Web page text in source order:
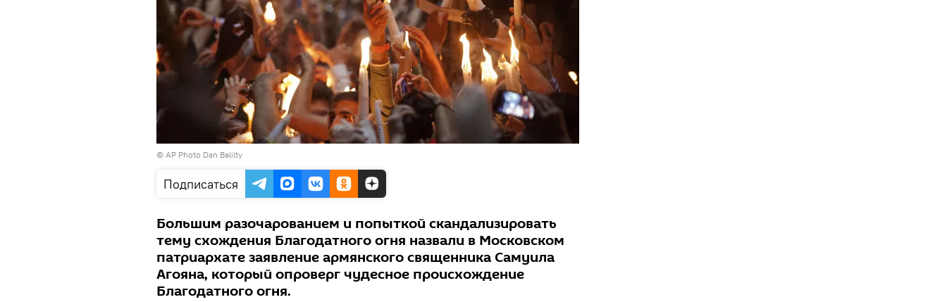
© AP Photo Dan Balilty
Подписаться
Большим разочарованием и попыткой скандализировать
тему схождения Благодатного огня назвали в Московском
патриархате заявление армянского священника Самуила
Агояна, который опроверг чудесное происхождение
Благодатного огня.